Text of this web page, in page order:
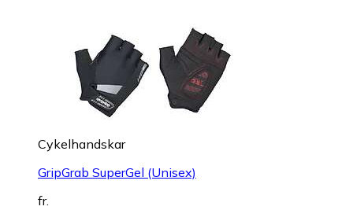
Cykelhandskar
GripGrab SuperGel (Unisex)
fr.